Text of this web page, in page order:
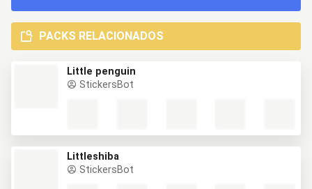
PACKS RELACIONADOS
Little penguin
StickersBot
Littleshiba
StickersBot